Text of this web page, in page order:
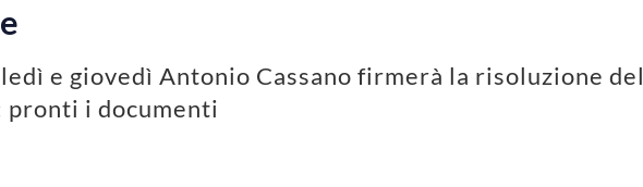
e giovedì Antonio Cassano firmerà la risoluzione del
pronti i documenti